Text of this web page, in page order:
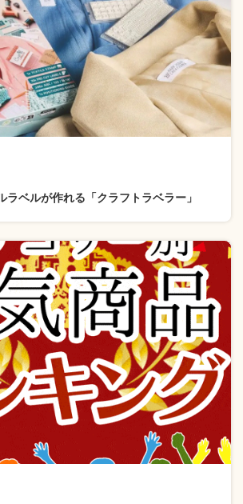
ラベルが作れる「クラフトラベラー」